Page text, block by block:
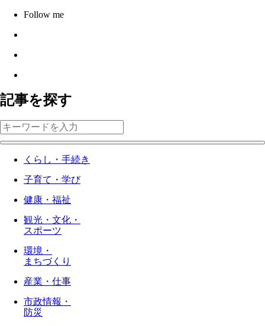
Follow me
記事を探す
くらし・手続き
子育て・学び
健康・福祉
観光・文化・
スポーツ
環境・
まちづくり
産業・仕事
市政情報・
防災